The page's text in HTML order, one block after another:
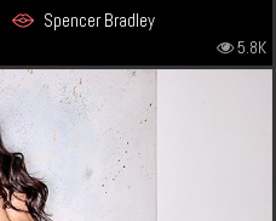
Spencer Bradley
5.8K